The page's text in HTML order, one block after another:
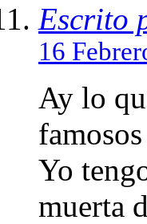
Escrito
16
Ay lo
Yo
muerta